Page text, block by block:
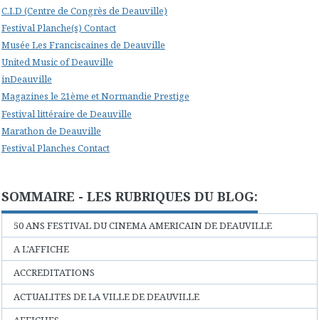
C.I.D (Centre de Congrès de Deauville)
Festival Planche(s) Contact
Musée Les Franciscaines de Deauville
United Music of Deauville
inDeauville
Magazines le 21ème et Normandie Prestige
Festival littéraire de Deauville
Marathon de Deauville
Festival Planches Contact
SOMMAIRE - LES RUBRIQUES DU BLOG:
50 ANS FESTIVAL DU CINEMA AMERICAIN DE DEAUVILLE
A L'AFFICHE
ACCREDITATIONS
ACTUALITES DE LA VILLE DE DEAUVILLE